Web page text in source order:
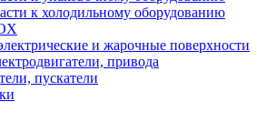
к холодильному оборудованию
и жарочные поверхности
привода
пускатели